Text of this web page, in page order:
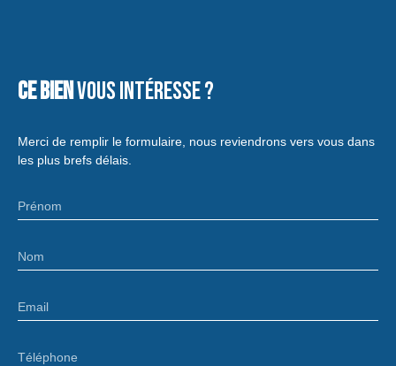
Ce bienvous intéresse ?
Merci de remplir le formulaire, nous reviendrons vers vous dans
les plus brefs délais.
Prénom
Nom
Email
Téléphone